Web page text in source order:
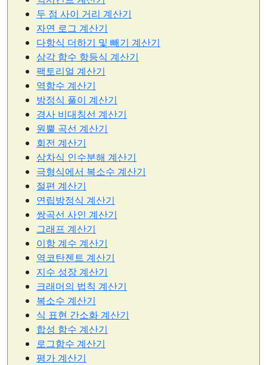
두 점 사이 거리 계산기
자연 로그 계산기
다항식 더하기 및 빼기 계산기
삼각 함수 항등식 계산기
팩토리얼 계산기
역함수 계산기
방정식 풀이 계산기
경사 비대칭선 계산기
원뿔 곡선 계산기
회전 계산기
삼차식 인수분해 계산기
극형식에서 복소수 계산기
절편 계산기
연립방정식 계산기
쌍곡선 사인 계산기
그래프 계산기
이항 계수 계산기
역코탄젠트 계산기
지수 성장 계산기
크래머의 법칙 계산기
복소수 계산기
식 표현 간소화 계산기
합성 함수 계산기
로그함수 계산기
평가 계산기